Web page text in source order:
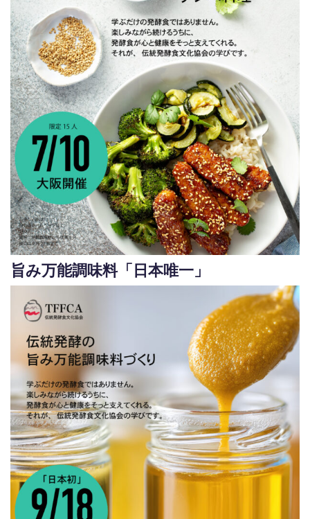
旨み万能調味料「日本唯一」